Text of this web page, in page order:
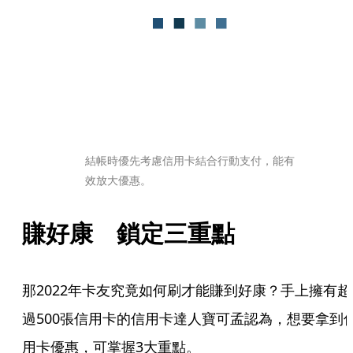
結帳時優先考慮信用卡結合行動支付，能有
效放大優惠。
賺好康　鎖定三重點
那2022年卡友究竟如何刷才能賺到好康？手上擁有超
過500張信用卡的信用卡達人寶可孟認為，想要拿到
用卡優惠，可掌握3大重點。